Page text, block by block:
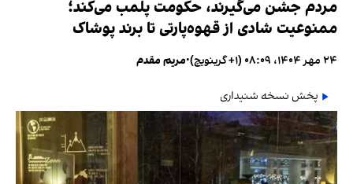
مردم جشن می‌گیرند، حکومت پلمب می‌کند؛
ممنوعیت شادی از قهوه‌پارتی تا برند پوشاک
۲۴ مهر ۱۴۰۴، ۰۸:۰۹ (‎+۱ گرینویچ) •مریم مقدم
پخش نسخه شنیداری